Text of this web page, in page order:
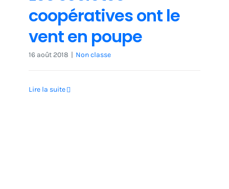
coopératives ont le
vent en poupe
16 août 2018 | Non classe
Lire la suite